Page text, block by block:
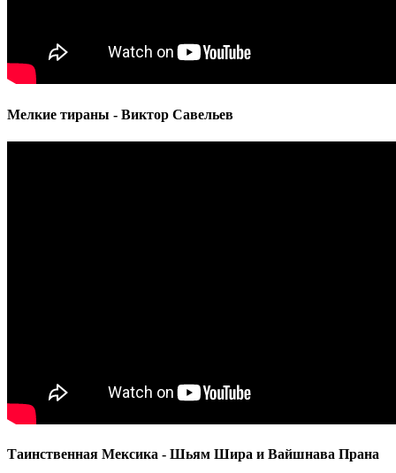
Мелкие тираны - Виктор Савельев
Таинственная Мексика - Шьям Шира и Вайшнава Прана